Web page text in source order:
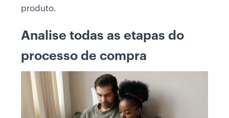
produto.
Analise todas as etapas do
processo de compra